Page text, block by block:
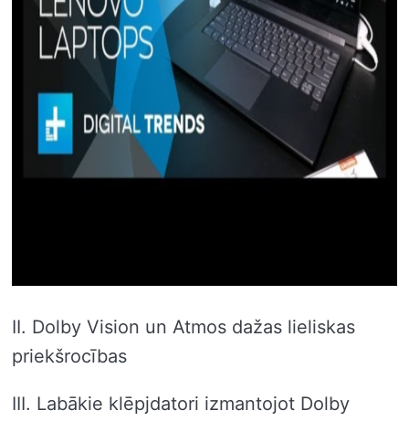
II. Dolby Vision un Atmos dažas lieliskas
priekšrocības
III. Labākie klēpjdatori izmantojot Dolby